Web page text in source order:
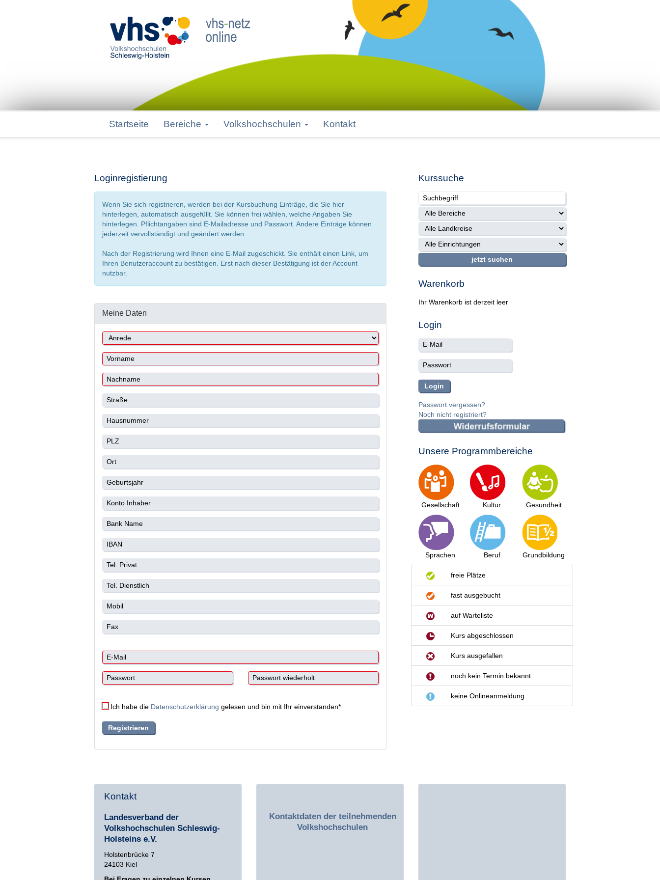
Startseite Bereiche Volkshochschulen Kontakt
Loginregistierung
Wenn Sie sich registrieren, werden bei der Kursbuchung Einträge, die Sie hier
hinterlegen, automatisch ausgefüllt. Sie können frei wählen, welche Angaben Sie
hinterlegen. Pflichtangaben sind E-Mailadresse und Passwort. Andere Einträge können
jederzeit vervollständigt und geändert werden.
Nach der Registrierung wird Ihnen eine E-Mail zugeschickt. Sie enthält einen Link, um
Ihren Benutzeraccount zu bestätigen. Erst nach dieser Bestätigung ist der Account
nutzbar.
Meine Daten
Ich habe die Datenschutzerklärung gelesen und bin mit Ihr einverstanden*
Kurssuche
Warenkorb
Ihr Warenkorb ist derzeit leer
Login
Passwort vergessen?
Noch nicht registriert?
Unsere Programmbereiche
Gesellschaft
Sprachen
Kultur
Beruf
Gesundheit
Grundbildung
freie Plätze
fast ausgebucht
auf Warteliste
Kurs abgeschlossen
Kurs ausgefallen
noch kein Termin bekannt
keine Onlineanmeldung
Kontakt
Landesverband der
Volkshochschulen Schleswig-
Holsteins e.V.
Holstenbrücke 7
24103 Kiel
Kontaktdaten der teilnehmenden
Volkshochschulen